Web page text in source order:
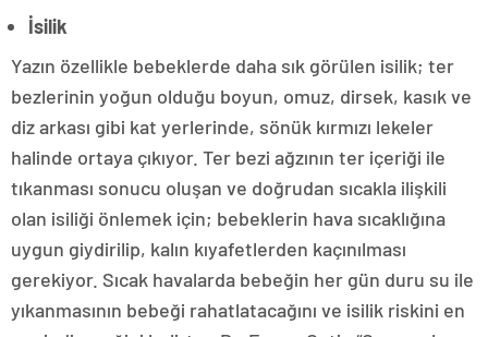
İsilik
Yazın özellikle bebeklerde daha sık görülen isilik; ter
bezlerinin yoğun olduğu boyun, omuz, dirsek, kasık ve
diz arkası gibi kat yerlerinde, sönük kırmızı lekeler
halinde ortaya çıkıyor. Ter bezi ağzının ter içeriği ile
tıkanması sonucu oluşan ve doğrudan sıcakla ilişkili
olan isiliği önlemek için; bebeklerin hava sıcaklığına
uygun giydirilip, kalın kıyafetlerden kaçınılması
gerekiyor. Sıcak havalarda bebeğin her gün duru su ile
yıkanmasının bebeği rahatlatacağını ve isilik riskini en